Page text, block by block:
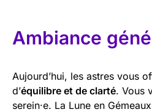
Ambiance
Aujourd’hui, les astres vous
d’équilibre et de clarté. Vous
serein·e. La Lune en